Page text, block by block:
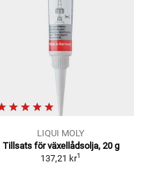
LIQUI MOLY
Tillsats för växellådsolja, 20 g
137,21 kr1